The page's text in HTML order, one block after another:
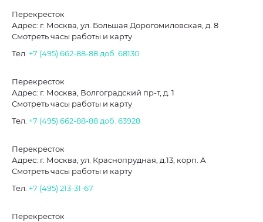
Перекресток
Адрес: г. Москва, ул. Большая Дорогомиловская, д. 8
Смотреть часы работы и карту
Тел. +7 (495) 662-88-88 доб. 68130
Перекресток
Адрес: г. Москва, Волгоградский пр-т, д. 1
Смотреть часы работы и карту
Тел. +7 (495) 662-88-88 доб. 63928
Перекресток
Адрес: г. Москва, ул. Краснопрудная, д.13, корп. А
Смотреть часы работы и карту
Тел. +7 (495) 213-31-67
Перекресток